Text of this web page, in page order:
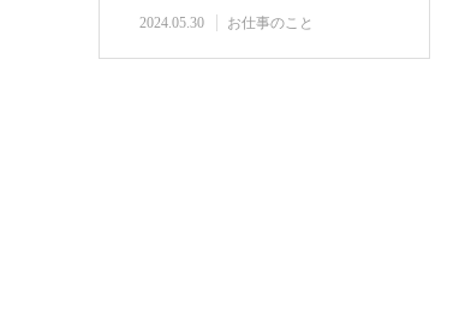
『ビジネスス…
2024.05.30 お仕事のこと